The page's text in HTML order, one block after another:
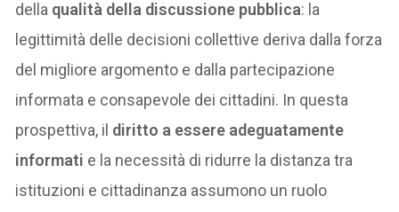
della qualità della discussione pubblica: la
legittimità delle decisioni collettive deriva dalla forza
del migliore argomento e dalla partecipazione
informata e consapevole dei cittadini. In questa
prospettiva, il diritto a essere adeguatamente
informati e la necessità di ridurre la distanza tra
istituzioni e cittadinanza assumono un ruolo